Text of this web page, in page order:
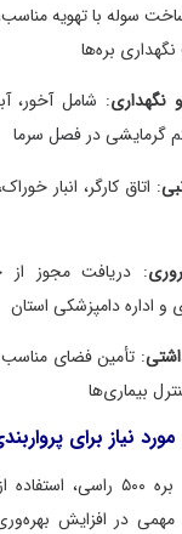
سوله با تهویه مناسب،
بره‌ها
: شامل آخور،
در فصل سرما
: اتاق کارگر، انبار
: دریافت مجوز از
دامپزشکی استان
: تأمین فضای مناسب
بیماری‌ها
برای پرواربندی بره ۵۰۰
در یک واحد پرواربندی بره ۵۰۰
در افزایش بهره‌وری